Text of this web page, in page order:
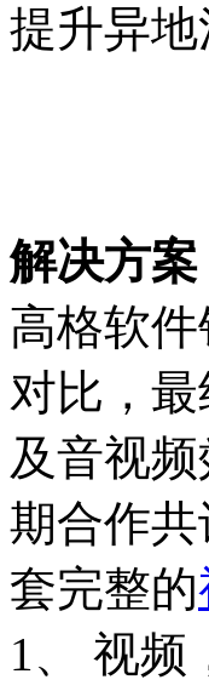
提升异
解决方案
高格软
对比，
及音视
期合作
套完整的
1、 视频